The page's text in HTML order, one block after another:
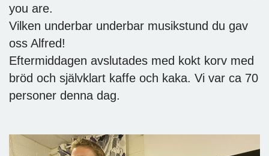
you are.
Vilken underbar underbar musikstund du gav
oss Alfred!
Eftermiddagen avslutades med kokt korv med
bröd och självklart kaffe och kaka. Vi var ca 70
personer denna dag.